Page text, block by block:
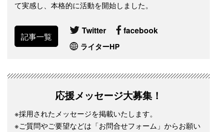
て実感し、本格的に活動を開始しました。
記事一覧
Twitter facebook
ライターHP
応援メッセージ大募集！
※採用されたメッセージを掲載いたします。
※ご質問やご要望などは「お問合せフォーム」からお願い